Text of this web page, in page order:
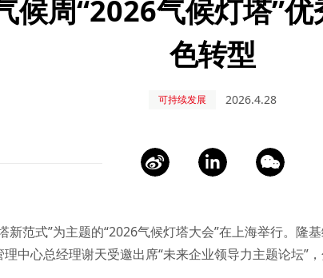
候周“2026气候灯塔”
色转型
可持续发展 2026.4.28
新范式”为主题的“2026气候灯塔大会”在上海举行。隆
中心总经理谢天受邀出席“未来企业领导力主题论坛”